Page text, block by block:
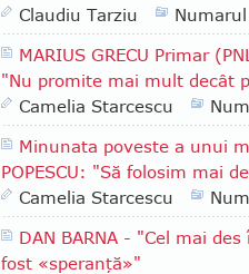
Claudiu Tarziu
MARIUS GRECU Primar
"Nu promite mai mult decât
Camelia Starcescu
Minunata poveste a unui
POPESCU: "Să folosim mai
Camelia Starcescu
DAN BARNA - "Cel mai
fost «speranţă»"